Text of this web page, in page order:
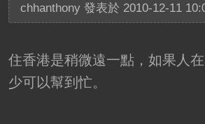
chhanthony 發表於 2010-12-11
住香港是稍微遠一點，如果人
少可以幫到忙。